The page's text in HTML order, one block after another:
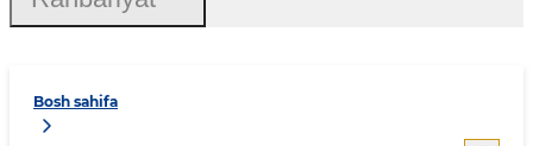
Bosh sahifa